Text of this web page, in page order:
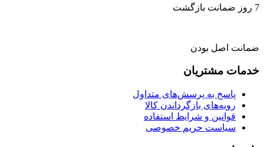
7 روز ضمانت بازگشت
ضمانت اصل بودن
خدمات مشتریان
پاسخ به پرسش‌های متداول
رویه‌های بازگرداندن کالا
قوانین و شرایط استفاده
سیاست حریم خصوصی